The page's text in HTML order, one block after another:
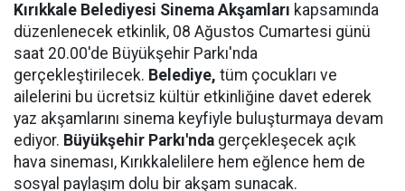
Kırıkkale Belediyesi Sinema Akşamları kapsamında
düzenlenecek etkinlik, 08 Ağustos Cumartesi günü
saat 20.00'de Büyükşehir Parkı'nda
gerçekleştirilecek. Belediye, tüm çocukları ve
ailelerini bu ücretsiz kültür etkinliğine davet ederek
yaz akşamlarını sinema keyfiyle buluşturmaya devam
ediyor. Büyükşehir Parkı'nda gerçekleşecek açık
hava sineması, Kırıkkalelilere hem eğlence hem de
sosyal paylaşım dolu bir akşam sunacak.